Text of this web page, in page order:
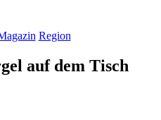
Region
auf dem Tisch